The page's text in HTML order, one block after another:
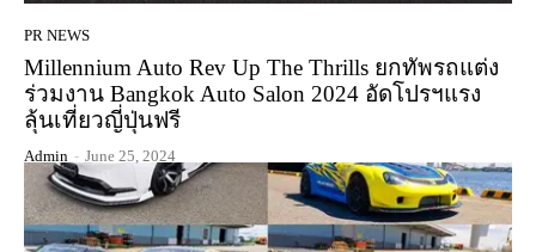
PR NEWS
Millennium Auto Rev Up The Thrills ยกทัพรถแต่ง
ร่วมงาน Bangkok Auto Salon 2024 อัดโปรฯแรง
ลุ้นเที่ยวญี่ปุ่นฟรี
Admin - June 25, 2024